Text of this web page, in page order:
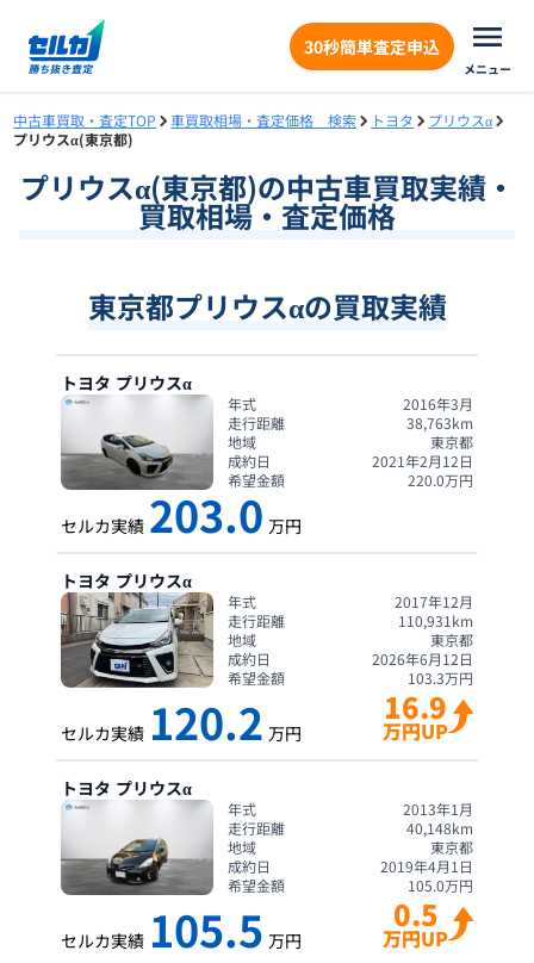
30秒簡単査定申込
メニュー
中古車買取・査定TOP 車買取相場・査定価格 検索 トヨタ
プリウスα
プリウスα(東京都)
プリウスα(東京都)の中古車買取実績・
買取相場・査定価格
東京都プリウスαの買取実績
トヨタ プリウスα
年式
2016年3月
走行距離
38,763km
地域
東京都
成約日
2021年2月12日
希望金額
220.0万円
セルカ実績 203.0 万円
トヨタ プリウスα
年式
2017年12月
走行距離
110,931 km
地域
東京都
成約日
2026年6月12日
希望金額
103.3万円
セルカ実績 120.2 万円
16.9
万円UP
トヨタ プリウスα
年式
2013年1月
走行距離
40,148km
地域
東京都
成約日
2019年4月1日
希望金額
105.0万円
セルカ実績 105.5 万円
0.5
万円UP